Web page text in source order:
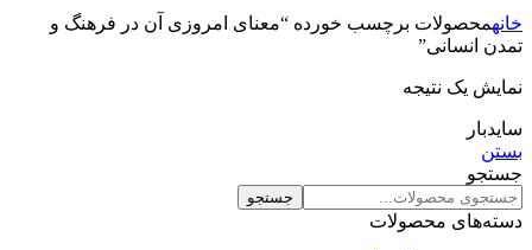
خانهمحصولات برچسب خورده “معنای امروزی آن در فرهنگ و
تمدن انسانی”
نمایش یک نتیجه
سایدبار
بستن
جستجو
جستجو
دسته‌های محصولات